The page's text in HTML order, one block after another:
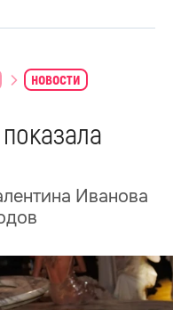
новости
Иванова